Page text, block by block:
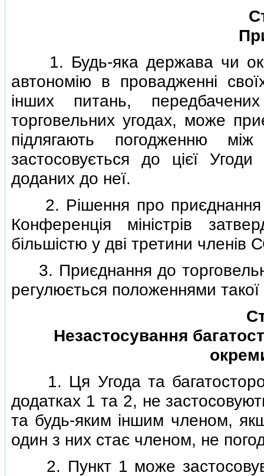
1. Будь-яка держава чи
автономiю в провадженнi
iнших питань,
торговельних угодах, може
пiдлягають погодженню
застосовується до цiєї Угоди
доданих до неї.
2. Рiшення про приєднання
Конференцiя мiнiстрiв
бiльшiстю у двi третини членiв
3. Приєднання до
регулюється положеннями такої
Незастосування
1. Ця Угода та
додатках 1 та 2, не
та будь-яким iншим членом,
один з них стає членом, не
2. Пункт 1 може